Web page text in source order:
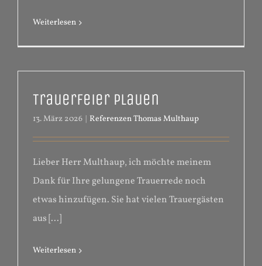
Weiterlesen
Trauerfeier Plauen
13. März 2026 Referenzen Thomas Multhaup
Lieber Herr Multhaup, ich möchte meinem
Dank für Ihre gelungene Trauerrede noch
etwas hinzufügen. Sie hat vielen Trauergästen
aus [...]
Weiterlesen